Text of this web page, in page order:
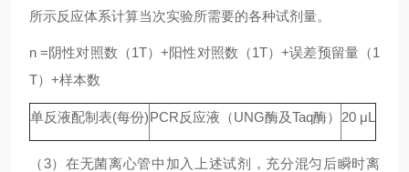
所示反应体系计算当次实验所需要的各种试剂量。
n =阴性对照数（1T）+阳性对照数（1T）+误差预留量（1
T）+样本数
单反液配制表(每份)PCR反应液（UNG酶及Taq酶） 20 μL
（3）在无菌离心管中加入上述试剂，充分混匀后瞬时离